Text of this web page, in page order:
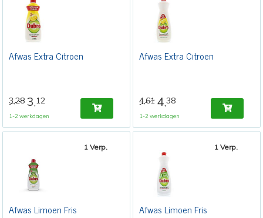
Afwas Extra Citroen
3,28 3,12
1-2 werkdagen
Afwas Extra Citroen
4,61 4,38
1-2 werkdagen
1 Verp.
Afwas Limoen Fris
1 Verp.
Afwas Limoen Fris